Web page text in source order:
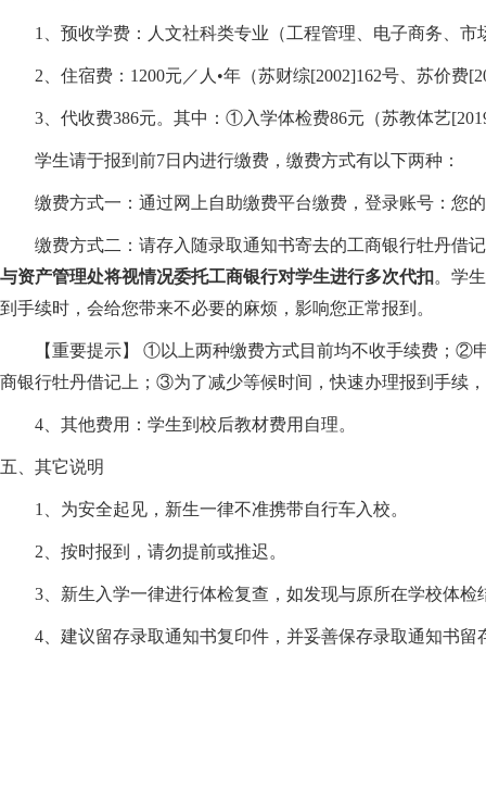
1 、预收学费：人文社科类专业（工程管理、电子商务、市
2 、住宿费： 1200元／人•年（苏财综[2002]162号、苏价费
3 、代收费386元。其中：①入学体检费86元（苏教体艺
学生请于报到前7日内进行缴费，缴费方式有以下两种：
缴费方式一：通过网上自助缴费平台缴费，登录账号：您
缴费方式二：请存入随录取通知书寄去的工商银行牡丹借
与资产管理处将视情况委托工商银行对学生进行多次代扣。学
到手续时，会给您带来不必要的麻烦，影响您正常报到。
【重要提示】 ①以上两种缴费方式目前均不收手续费；②
商银行牡丹借记上；③为了减少等候时间，快速办理报到手续
4 、其他费用：学生到校后教材费用自理。
五、其它说明
1 、为安全起见，新生一律不准携带自行车入校。
2 、按时报到，请勿提前或推迟。
3 、新生入学一律进行体检复查，如发现与原所在学校体
4 、建议留存录取通知书复印件，并妥善保存录取通知书留